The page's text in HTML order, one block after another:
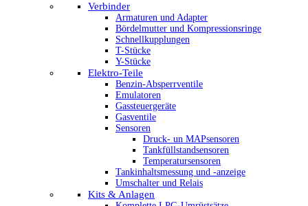
Verbinder
Armaturen und Adapter
Bördelmutter und Kompressionsringe
Schnellkupplungen
T-Stücke
Y-Stücke
Elektro-Teile
Benzin-Absperrventile
Emulatoren
Gassteuergeräte
Gasventile
Sensoren
Druck- un MAPsensoren
Tankfüllstandsensoren
Temperatursensoren
Tankinhaltsmessung und -anzeige
Umschalter und Relais
Kits & Anlagen